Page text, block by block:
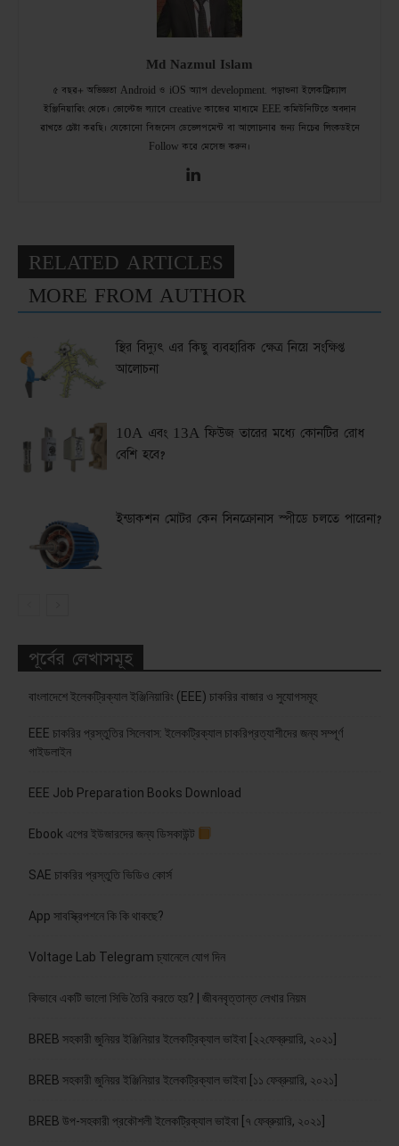
Md Nazmul Islam
৫ বছর+ অভিজ্ঞতা Android ও iOS অ্যাপ development. পড়াশুনা ইলেকট্রিক্যাল
ইঞ্জিনিয়ারিং থেকে। ভোল্টেজ ল্যাবে creative কাজের মাধ্যমে EEE কমিউনিটিতে অবদান
রাখতে চেষ্টা করছি। যেকোনো বিজনেস ডেভেলপমেন্ট বা আলোচনার জন্য নিচের লিংকডইনে
Follow করে মেসেজ করুন।
RELATED ARTICLES
MORE FROM AUTHOR
স্থির বিদ্যুৎ এর কিছু ব্যবহারিক ক্ষেত্র নিয়ে সংক্ষিপ্ত
আলোচনা
10A এবং 13A ফিউজ তারের মধ্যে কোনটির রোধ
বেশি হবে?
ইন্ডাকশন মোটর কেন সিনক্রোনাস স্পীডে চলতে পারেনা?
পূর্বের লেখাসমূহ
বাংলাদেশে ইলেকট্রিক্যাল ইঞ্জিনিয়ারিং (EEE) চাকরির বাজার ও সুযোগসমূহ
EEE চাকরির প্রস্তুতির সিলেবাস: ইলেকট্রিক্যাল চাকরিপ্রত্যাশীদের জন্য সম্পূর্ণ
গাইডলাইন
EEE Job Preparation Books Download
Ebook এপের ইউজারদের জন্য ডিসকাউন্ট
SAE চাকরির প্রস্তুতি ভিডিও কোর্স
App সাবস্ক্রিপশনে কি কি থাকছে?
Voltage Lab Telegram চ্যানেলে যোগ দিন
কিভাবে একটি ভালো সিভি তৈরি করতে হয়? | জীবনবৃত্তান্ত লেখার নিয়ম
BREB সহকারী জুনিয়র ইঞ্জিনিয়ার ইলেকট্রিক্যাল ভাইবা [২২ফেব্রুয়ারি, ২০২১]
BREB সহকারী জুনিয়র ইঞ্জিনিয়ার ইলেকট্রিক্যাল ভাইবা [১১ ফেব্রুয়ারি, ২০২১]
BREB উপ-সহকারী প্রকৌশলী ইলেকট্রিক্যাল ভাইবা [৭ ফেব্রুয়ারি, ২০২১]